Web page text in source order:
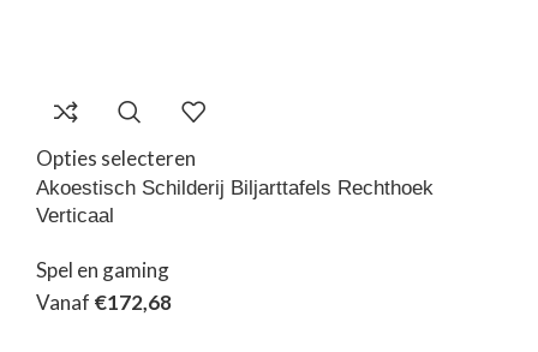
Opties selecteren
Akoestisch Schilderij Biljarttafels Rechthoek
Verticaal
Spel en gaming
Vanaf €172,68